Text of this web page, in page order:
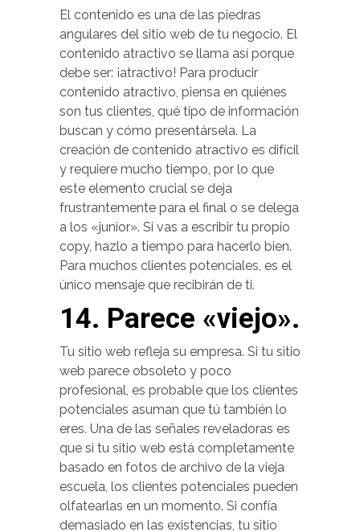
El contenido es una de las piedras
angulares del sitio web de tu negocio. El
contenido atractivo se llama así porque
debe ser: ¡atractivo! Para producir
contenido atractivo, piensa en quiénes
son tus clientes, qué tipo de información
buscan y cómo presentársela. La
creación de contenido atractivo es difícil
y requiere mucho tiempo, por lo que
este elemento crucial se deja
frustrantemente para el final o se delega
a los «junior». Si vas a escribir tu propio
copy, hazlo a tiempo para hacerlo bien.
Para muchos clientes potenciales, es el
único mensaje que recibirán de ti.
14. Parece «viejo».
Tu sitio web refleja su empresa. Si tu sitio
web parece obsoleto y poco
profesional, es probable que los clientes
potenciales asuman que tú también lo
eres. Una de las señales reveladoras es
que si tu sitio web está completamente
basado en fotos de archivo de la vieja
escuela, los clientes potenciales pueden
olfatearlas en un momento. Si confía
demasiado en las existencias, tu sitio